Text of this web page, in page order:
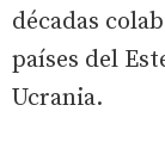
décadas
países del
Ucrania.